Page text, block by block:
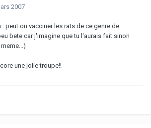
2007
peut on vacciner les rats de ce genre de
bete car j'imagine que tu l'aurais fait sinon
une jolie troupe!!